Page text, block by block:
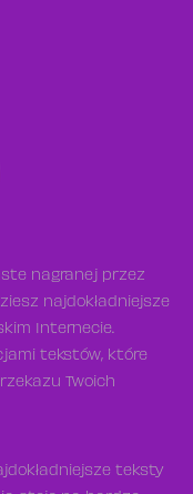
nagranej przez
najdokładniejsze
Internecie.
tekstów, które
Twoich
teksty